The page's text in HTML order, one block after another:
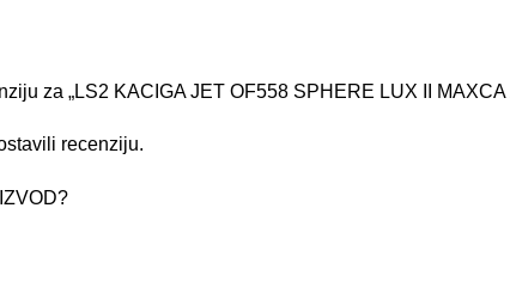
za „LS2 KACIGA JET OF558 SPHERE LUX II MAXCA
recenziju.